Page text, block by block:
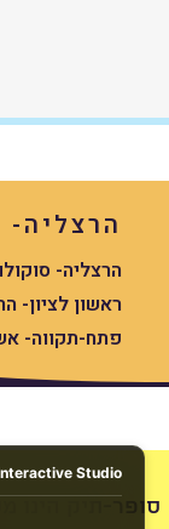
הרצליה-
הרצליה- סוקולוב 36 | 052-
ראשון לציון- הרצל 47 | 077-
פתח-תקווה- אשכנזי 1 |
Studio